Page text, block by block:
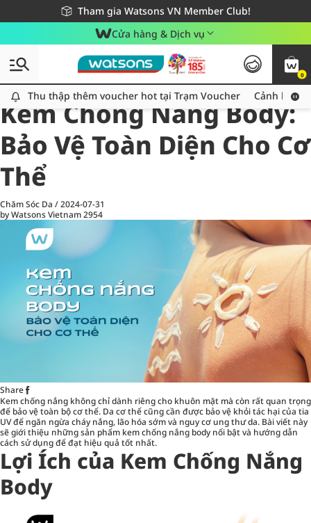
Tham gia Watsons VN Member Club!
Miễn phí giao hàng cho đơn hàng từ 249,000Đ
Giao hàng nhanh 24h - Áp dụng khu vực TP. Hồ Chí Minh
Cửa hàng & Dịch vụ
0
Thu thập thêm voucher hot tại Trạm Voucher
Thu thập thêm voucher hot tại Trạm Voucher Cảnh báo
All
Chăm Sóc Cá Nhân
Kem Chống Nắng Body:
Bảo Vệ Toàn Diện Cho Cơ
Thể
Chăm Sóc Da /2024-07-31
by Watsons Vietnam2954
Share
Kem chống nắng không chỉ dành riêng cho khuôn mặt mà còn rất quan trọng
để bảo vệ toàn bộ cơ thể. Da cơ thể cũng cần được bảo vệ khỏi tác hại của tia
UV để ngăn ngừa cháy nắng, lão hóa sớm và nguy cơ ung thư da. Bài viết này
sẽ giới thiệu những sản phẩm kem chống nắng body nổi bật và hướng dẫn
cách sử dụng để đạt hiệu quả tốt nhất.
Lợi Ích của Kem Chống Nắng
Body